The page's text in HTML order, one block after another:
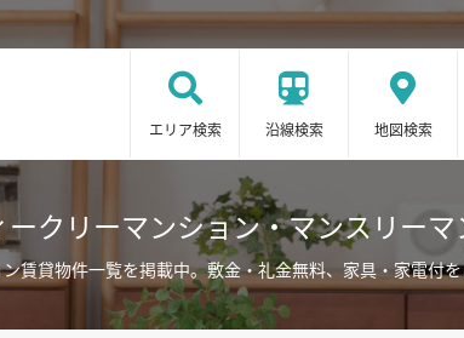
エリア検索 沿線検索 地図検索
クリーマンション・マンスリー
貸物件一覧を掲載中。敷金・礼金無料、家具・家電付